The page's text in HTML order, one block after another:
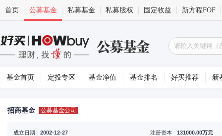
首页 公募基金 私募基金 私募股权 固定收益 新方程FOF
基金首页 定投专区 基金净值 基金排名 好买推荐 新
招商基金 公募基金公司
成立日期
2002-12-27
注册资本
131000.00万元